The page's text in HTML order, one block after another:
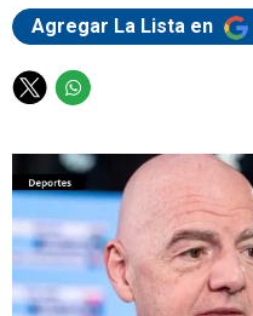
Agregar La Lista en
T
i
t
t
e
r
W
a
t
s
a
p
p